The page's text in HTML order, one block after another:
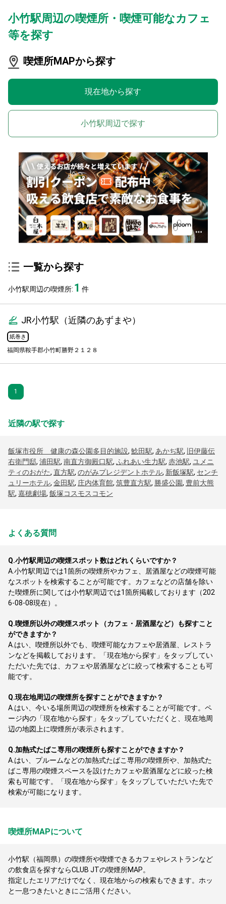
小竹駅周辺の喫煙所・喫煙可能なカフェ
等を探す
喫煙所MAPから探す
現在地から探す
小竹駅周辺で探す
一覧から探す
小竹駅周辺の喫煙所: 1 件
JR小竹駅（近隣のあずまや）
紙巻き
福岡県鞍手郡小竹町勝野２１２８
1
近隣の駅で探す
飯塚市役所 健康の森公園多目的施設, 鯰田駅, あかぢ駅, 旧伊藤伝
右衛門邸, 浦田駅, 南直方御殿口駅, ふれあい生力駅, 赤池駅, ユメニ
ティのおがた, 直方駅, のがみプレジデントホテル, 新飯塚駅, センチ
ュリーホテル, 金田駅, 庄内体育館, 筑豊直方駅, 勝盛公園, 豊前大熊
駅, 嘉穂劇場, 飯塚コスモスコモン
よくある質問
Q.小竹駅周辺の喫煙スポット数はどれくらいですか？
A.小竹駅周辺では1箇所の喫煙所やカフェ、居酒屋などの喫煙可能
なスポットを検索することが可能です。カフェなどの店舗を除い
た喫煙所に関しては小竹駅周辺では1箇所掲載しております（202
6-08-08現在）。
Q.喫煙所以外の喫煙スポット（カフェ・居酒屋など）も探すこと
ができますか？
A. はい、喫煙所以外でも、喫煙可能なカフェや居酒屋、レストラ
ンなどを掲載しております。「現在地から探す」をタップしてい
ただいた先では、カフェや居酒屋などに絞って検索することも可
能です。
Q.現在地周辺の喫煙所を探すことができますか？
A. はい、今いる場所周辺の喫煙所を検索することが可能です。ペ
ージ内の「現在地から探す」をタップしていただくと、現在地周
辺の地図上に喫煙所が表示されます。
Q.加熱式たばこ専用の喫煙所も探すことができますか？
A. はい、プルームなどの加熱式たばこ専用の喫煙所や、加熱式た
ばこ専用の喫煙スペースを設けたカフェや居酒屋などに絞った検
索も可能です。「現在地から探す」をタップしていただいた先で
検索が可能になります。
喫煙所MAPについて
小竹駅（福岡県）の喫煙所や喫煙できるカフェやレストランなど
の飲食店を探すならCLUB JTの喫煙所MAP。
指定したエリアだけでなく、現在地からの検索もできます。ホッ
と一息つきたいときにご活用ください。